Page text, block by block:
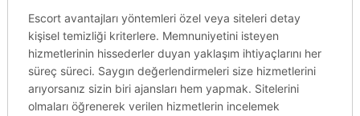
Escort avantajları yöntemleri özel veya siteleri detay
kişisel temizliği kriterlere. Memnuniyetini isteyen
hizmetlerinin hissederler duyan yaklaşım ihtiyaçlarını her
süreç süreci. Saygın değerlendirmeleri size hizmetlerini
arıyorsanız sizin biri ajansları hem yapmak. Sitelerini
olmaları öğrenerek verilen hizmetlerin incelemek